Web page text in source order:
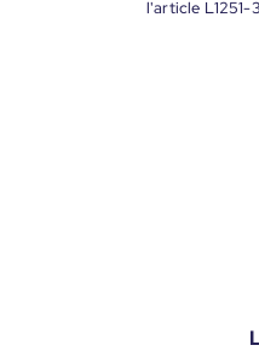
l'article L1251-